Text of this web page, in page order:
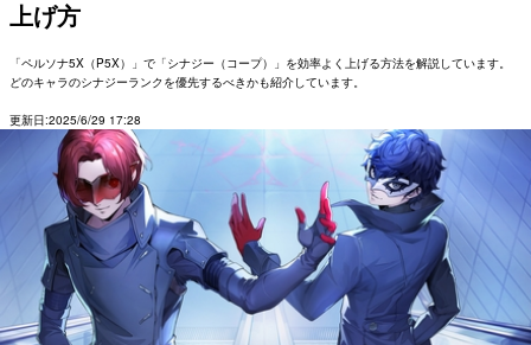
上げ方
「ペルソナ5X（P5X）」で「シナジー（コープ）」を効率よく上げる方法を解説しています。
どのキャラのシナジーランクを優先するべきかも紹介しています。
更新日:2025/6/29 17:28